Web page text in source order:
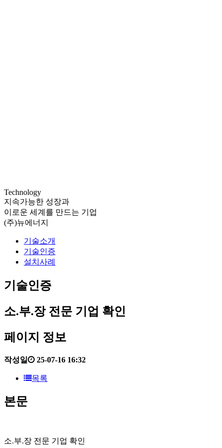
Technology
지속가능한 성장과
이로운 세계를 만드는 기업
(주)뉴에너지
기술소개
기술인증
설치사례
기술인증
소.부.장 전문 기업 확인
페이지 정보
작성일 25-07-16 16:32
목록
본문
소.부.장 전문 기업 확인